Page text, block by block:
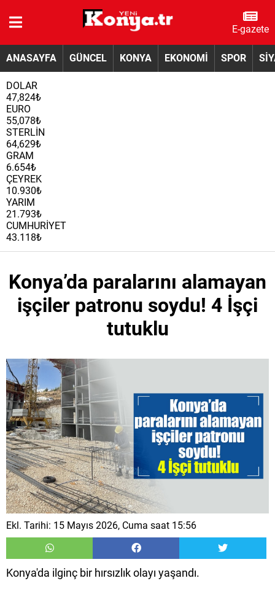
E-gazete
ANASAYFA GÜNCEL KONYA EKONOMİ SPOR
DOLAR
47,824₺
EURO
55,078₺
STERLİN
64,629₺
GRAM
6.654₺
ÇEYREK
10.930₺
YARIM
21.793₺
CUMHURİYET
43.118₺
​Konya’da paralarını alamayan
işçiler patronu soydu! 4 İşçi
tutuklu
Ekl. Tarihi: 15 Mayıs 2026, Cuma saat 15:56
Konya'da ilginç bir hırsızlık olayı yaşandı.